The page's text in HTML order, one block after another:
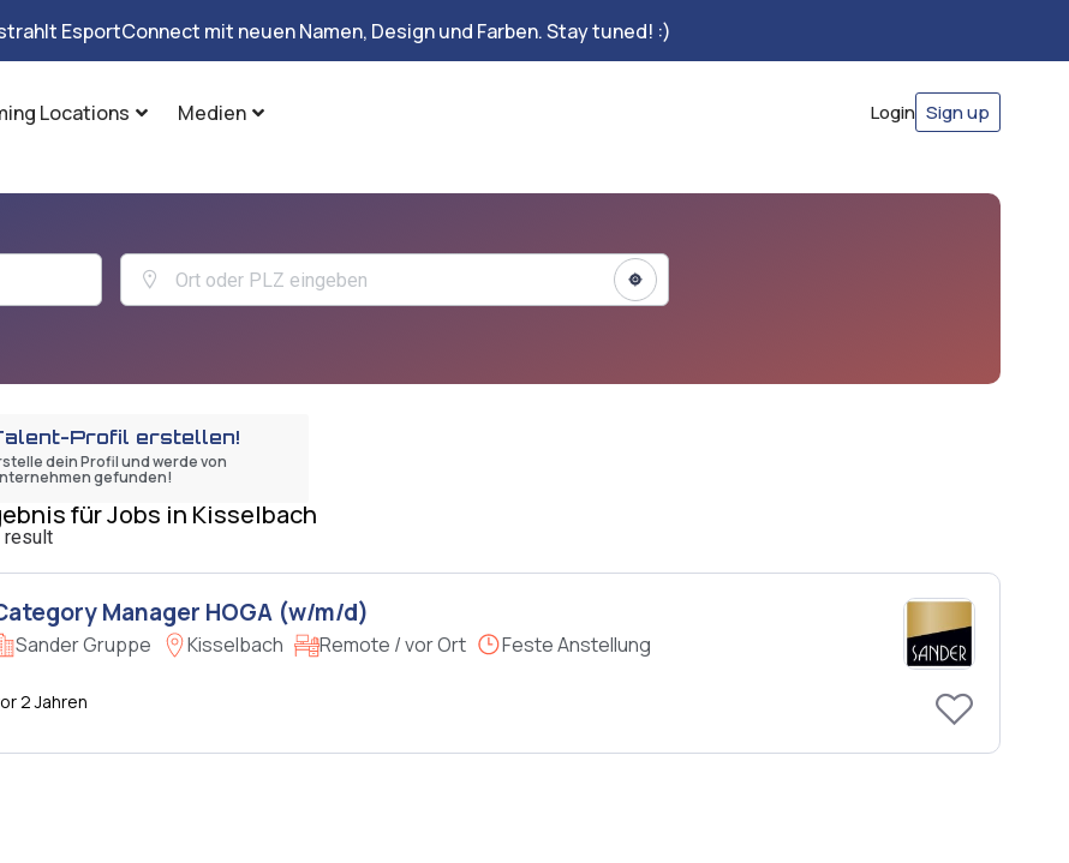
EsportConnect mit neuen Namen, Design und Farben. Stay tuned! :)
Locations Medien Login Sign up
Profil erstellen!
dein Profil und werde von
gefunden!
für Jobs in Kisselbach
result
Manager HOGA (w/m/d)
Sander Gruppe Kisselbach Remote / vor Ort Feste Anstellung
2 Jahren